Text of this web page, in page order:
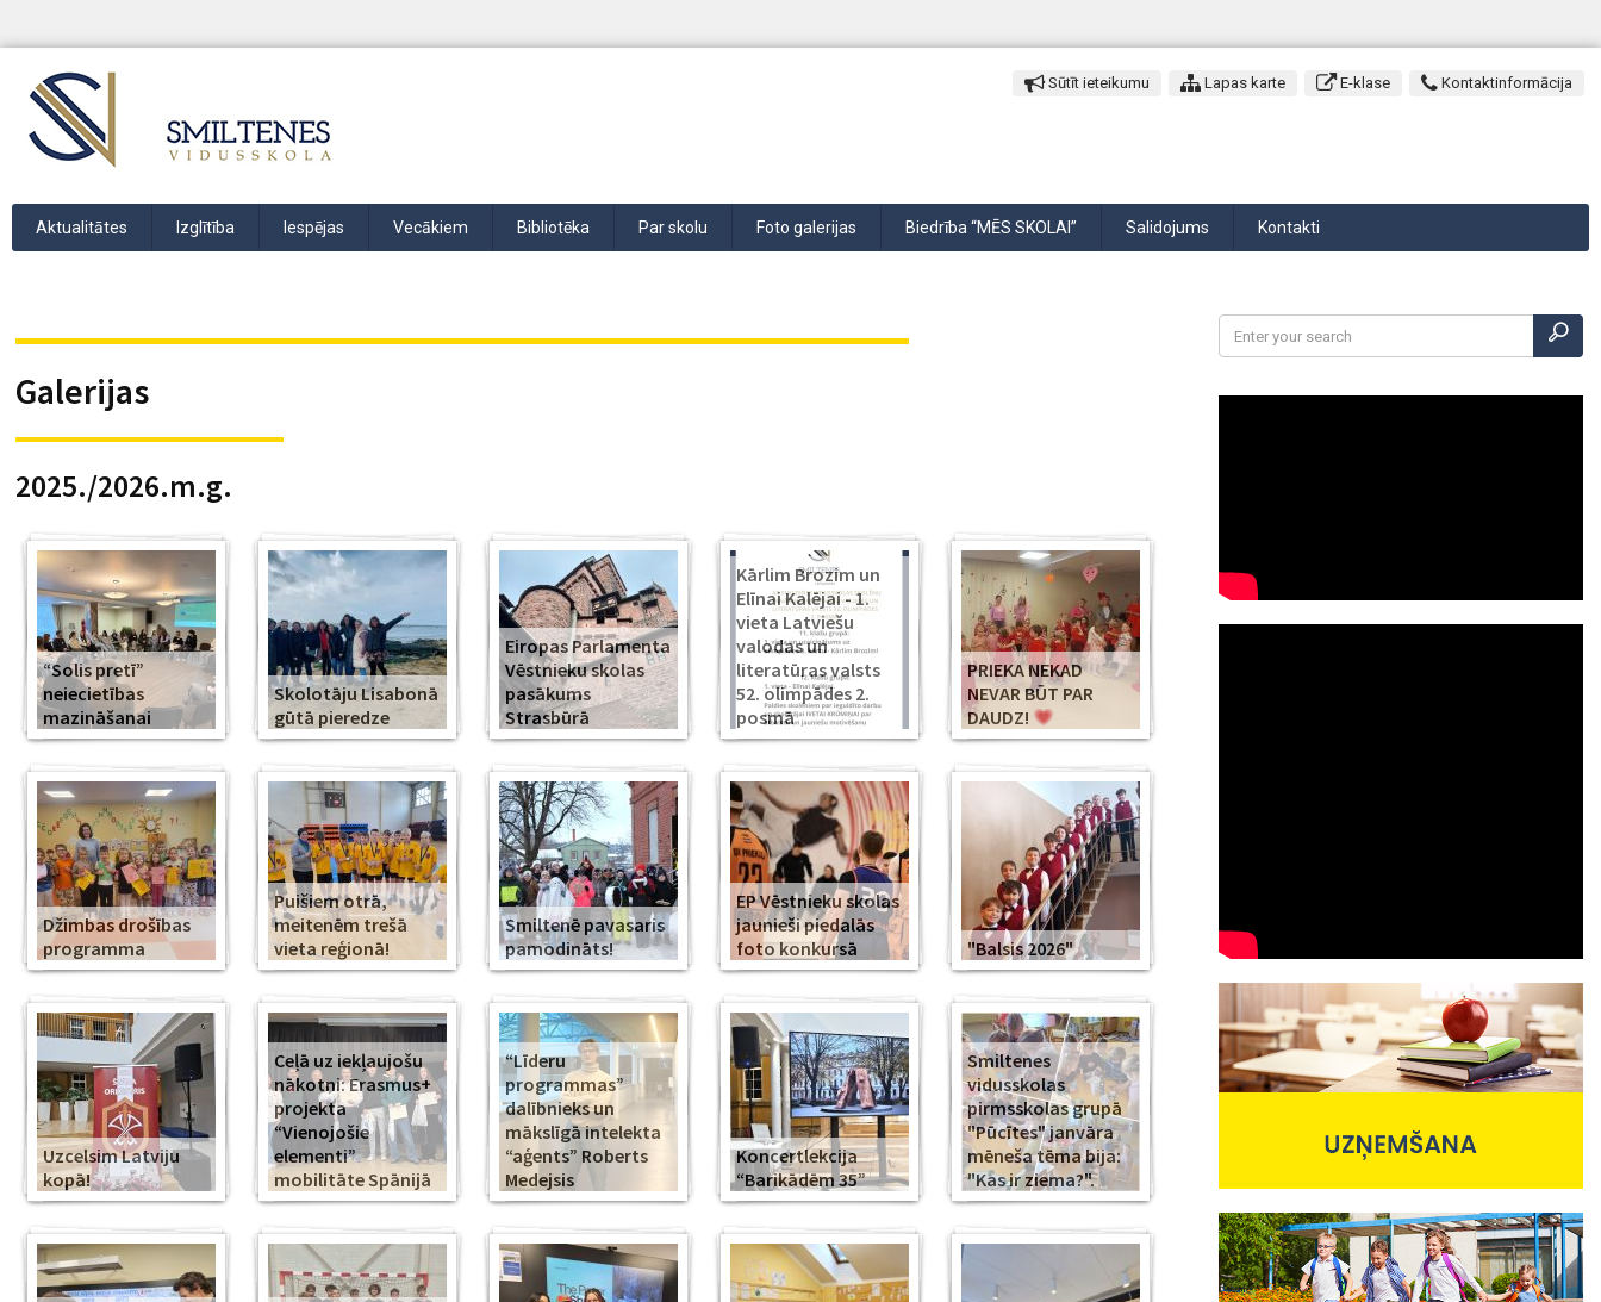
Sūtīt ieteikumu Lapas karte E-klase Kontaktinformācija
Aktualitātes Izglītība Iespējas Vecākiem Bibliotēka Par skolu Foto galerijas Biedrība “MĒS SKOLAI” Salidojums Kontakti
Galerijas
2025./2026.m.g.
“Solis pretī”
neiecietības
mazināšanai
Skolotāju Lisabonā
gūtā pieredze
Eiropas Parlamenta
Vēstnieku skolas
pasākums
Strasbūrā
Kārlim Brozim un
Elīnai Kalējai - 1.
vieta Latviešu
valodas un
literatūras valsts
52. olimpādes 2.
posmā
PRIEKA NEKAD
NEVAR BŪT PAR
DAUDZ!
Džimbas drošības
programma
Puišiem otrā,
meitenēm trešā
vieta reģionā!
Smiltenē pavasaris
pamodināts!
EP Vēstnieku skolas
jaunieši piedalās
foto konkursā
"Balsis 2026"
Uzcelsim Latviju
kopā!
Ceļā uz iekļaujošu
nākotni: Erasmus+
projekta
“Vienojošie
elementi”
mobilitāte Spānijā
“Līderu
programmas”
dalībnieks un
mākslīgā intelekta
“aģents” Roberts
Medejsis
Koncertlekcija
“Barikādēm 35”
Smiltenes
vidusskolas
pirmsskolas grupā
"Pūcītes" janvāra
mēneša tēma bija:
"Kas ir ziema?".